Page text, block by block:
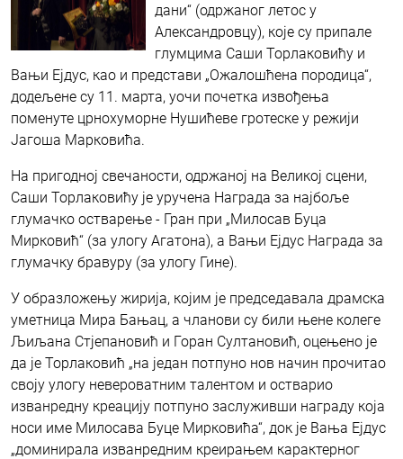
дани“ (одржаног летос у
Александровцу), које су припале
глумцима Саши Торлаковићу и
Вањи Ејдус, као и представи „Ожалошћена породица“,
додељене су 11. марта, уочи почетка извођења
поменуте црнохуморне Нушићеве гротеске у режији
Јагоша Марковића.
На пригодној свечаности, одржаној на Великој сцени,
Саши Торлаковићу је уручена Награда за најбоље
глумачко остварење - Гран при „Милосав Буца
Мирковић“ (за улогу Агатона), а Вањи Ејдус Награда за
глумачку бравуру (за улогу Гине).
У образложењу жирија, којим је председавала драмска
уметница Мира Бањац, а чланови су били њене колеге
Љиљана Стјепановић и Горан Султановић, оцењено је
да је Торлаковић „на један потпуно нов начин прочитао
своју улогу невероватним талентом и остварио
изванредну креацију потпуно заслуживши награду која
носи име Милосава Буце Мирковића“, док је Вања Ејдус
„доминирала изванредним креирањем карактерног